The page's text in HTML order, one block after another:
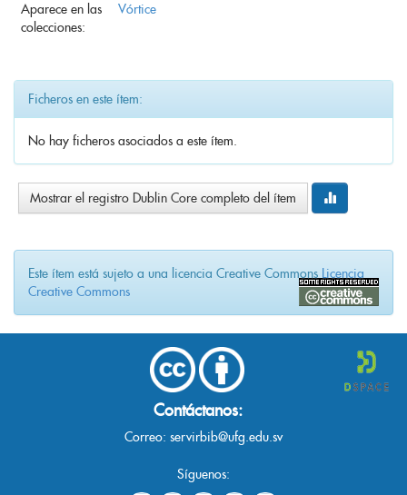
Aparece en las
colecciones:
Vórtice
Ficheros en este ítem:
No hay ficheros asociados a este ítem.
Mostrar el registro Dublin Core completo del ítem
Este ítem está sujeto a una licencia Creative Commons Licencia
Creative Commons
Contáctanos:
Correo: servirbib@ufg.edu.sv
Síguenos: